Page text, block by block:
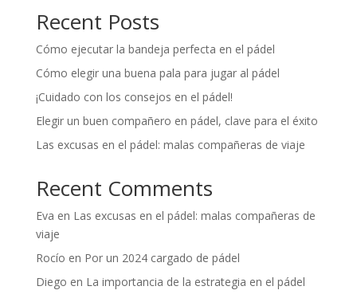
Recent Posts
Cómo ejecutar la bandeja perfecta en el pádel
Cómo elegir una buena pala para jugar al pádel
¡Cuidado con los consejos en el pádel!
Elegir un buen compañero en pádel, clave para el éxito
Las excusas en el pádel: malas compañeras de viaje
Recent Comments
Eva en Las excusas en el pádel: malas compañeras de
viaje
Rocío en Por un 2024 cargado de pádel
Diego en La importancia de la estrategia en el pádel